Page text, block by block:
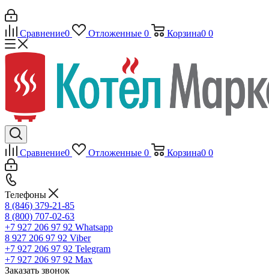
Сравнение0 Отложенные 0 Корзина0 0
Сравнение0 Отложенные 0 Корзина0 0
Телефоны
8 (846) 379-21-85
8 (800) 707-02-63
+7 927 206 97 92 Whatsapp
8 927 206 97 92 Viber
+7 927 206 97 92 Telegram
+7 927 206 97 92 Max
Заказать звонок